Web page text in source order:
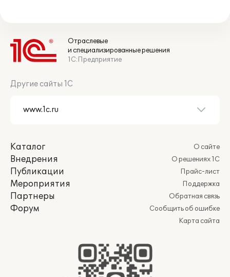
Отраслевые
и специализированные решения
1С:Предприятие
Другие сайты 1С
Каталог
Внедрения
Публикации
Мероприятия
Партнеры
Форум
О сайте
О решениях 1С
Прайс-лист
Поддержка
Обратная связь
Сообщить об ошибке
Карта сайта